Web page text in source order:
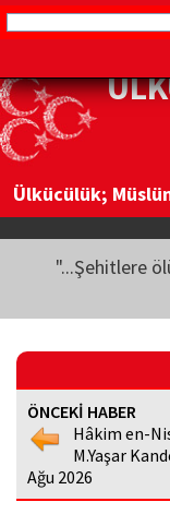
Ülkücülük;
"...Şehitlere
ÖNCEKİ HABER
Hâkim en-
M.Yaşar
Ağu 2026